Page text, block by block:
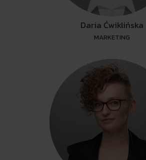
Daria Ćwiklińska
MARKETING